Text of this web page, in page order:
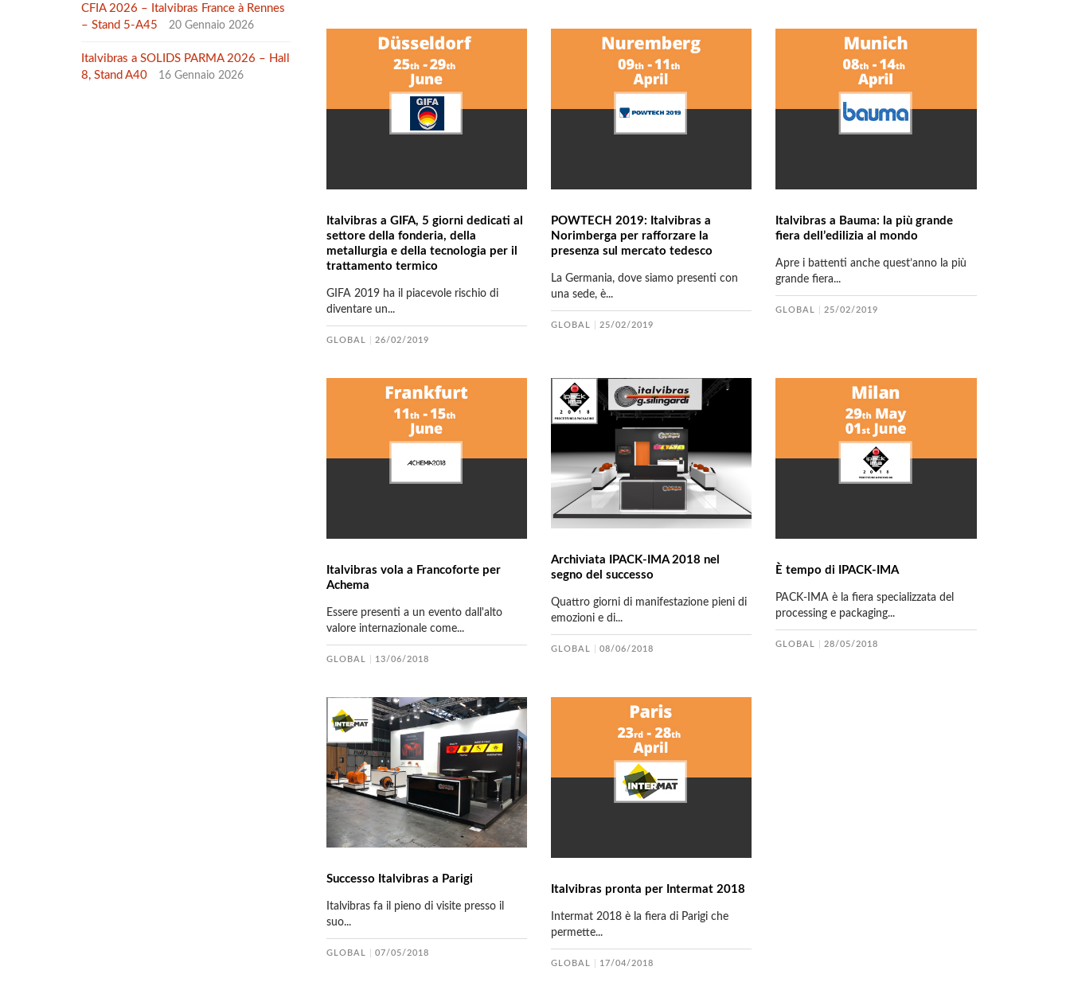
CFIA 2026 – Italvibras France à Rennes
– Stand 5-A45
20 Gennaio 2026
Italvibras a SOLIDS PARMA 2026 – Hall
8, Stand A40
16 Gennaio 2026
Italvibras a GIFA, 5 giorni dedicati al
settore della fonderia, della
metallurgia e della tecnologia per il
trattamento termico
GIFA 2019 ha il piacevole rischio di
diventare un...
GLOBAL 26/02/2019
POWTECH 2019: Italvibras a
Norimberga per rafforzare la
presenza sul mercato tedesco
La Germania, dove siamo presenti con
una sede, è...
GLOBAL 25/02/2019
Italvibras a Bauma: la più grande
fiera dell’edilizia al mondo
Apre i battenti anche quest’anno la più
grande fiera...
GLOBAL 25/02/2019
Italvibras vola a Francoforte per
Achema
Essere presenti a un evento dall'alto
valore internazionale come...
GLOBAL 13/06/2018
Archiviata IPACK-IMA 2018 nel
segno del successo
Quattro giorni di manifestazione pieni di
emozioni e di...
GLOBAL 08/06/2018
È tempo di IPACK-IMA
PACK-IMA è la fiera specializzata del
processing e packaging...
GLOBAL 28/05/2018
Successo Italvibras a Parigi
Italvibras fa il pieno di visite presso il
suo...
GLOBAL 07/05/2018
Italvibras pronta per Intermat 2018
Intermat 2018 è la fiera di Parigi che
permette...
GLOBAL 17/04/2018